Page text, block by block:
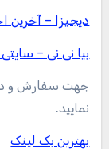
دیجیزا – آخرین
بیا نی نی –
جهت سفارش و
نمایید.
بهترین بک لینک